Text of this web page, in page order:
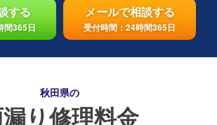
する
間365日
メールで相談する
受付時間：24時間365日
秋田県の
り修理料金